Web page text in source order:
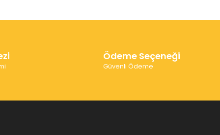
Ödeme Seçeneği
Güvenli Ödeme